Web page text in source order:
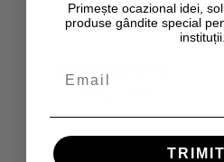
VITRINĂ CU RAMĂ
METALICĂ 120 CM
Primește ocazional idei,
produse gândite special
instituții.